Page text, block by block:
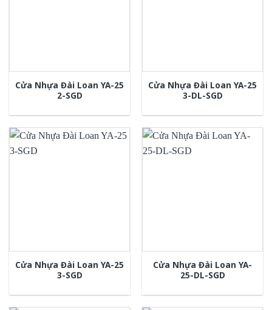
Cửa Nhựa Đài Loan YA-25
2-SGD
Cửa Nhựa Đài Loan YA-25
3-DL-SGD
Cửa Nhựa Đài Loan YA-25
3-SGD
Cửa Nhựa Đài Loan YA-
25-DL-SGD